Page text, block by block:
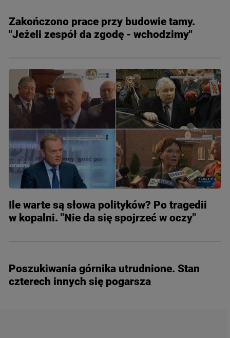
Zakończono prace przy budowie tamy.
"Jeżeli zespół da zgodę - wchodzimy"
Ile warte są słowa polityków? Po tragedii
w kopalni. "Nie da się spojrzeć w oczy"
Poszukiwania górnika utrudnione. Stan
czterech innych się pogarsza